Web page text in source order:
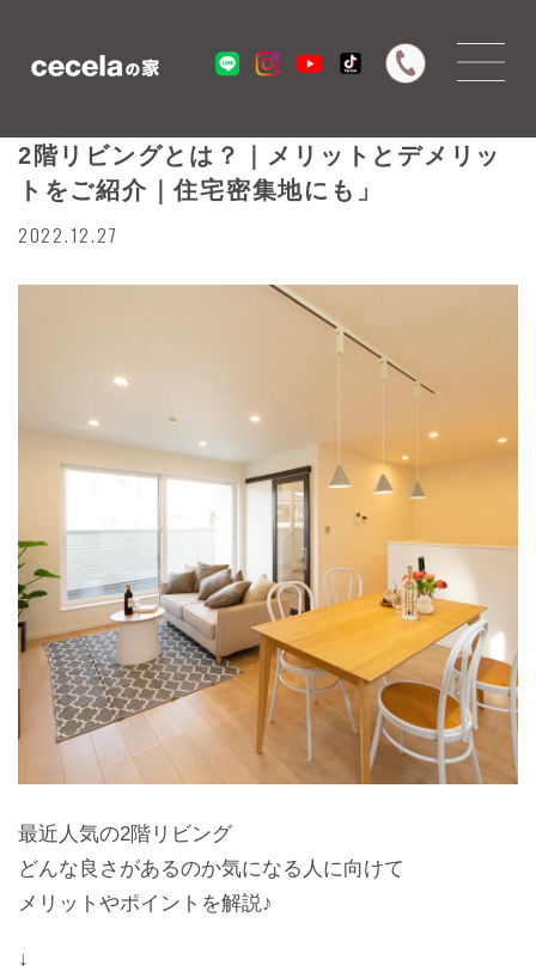
2階リビングとは？｜メリットとデメリッ
トをご紹介｜住宅密集地にも」
2022.12.27
最近人気の2階リビング
どんな良さがあるのか気になる人に向けて
メリットやポイントを解説♪
↓